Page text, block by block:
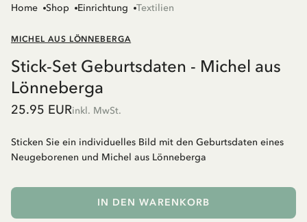
Home Shop Einrichtung Textilien
MICHEL AUS LÖNNEBERGA
Stick-Set Geburtsdaten - Michel aus
Lönneberga
25.95 EURinkl. MwSt.
Sticken Sie ein individuelles Bild mit den Geburtsdaten eines
Neugeborenen und Michel aus Lönneberga
IN DEN WARENKORB